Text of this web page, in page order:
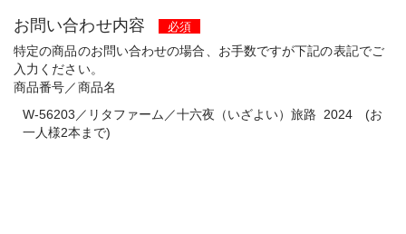
お問い合わせ内容 必須
特定の商品のお問い合わせの場合、お手数ですが下記の表記でご
入力ください。
商品番号／商品名